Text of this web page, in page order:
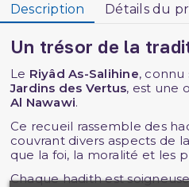
Description Détails du
Un trésor de la
Le Riyâd As-Salihine, connu
Jardins des Vertus, est une
Al Nawawi.
Ce recueil rassemble des
couvrant divers aspects de
que la foi, la moralité et les
Chaque hadith est